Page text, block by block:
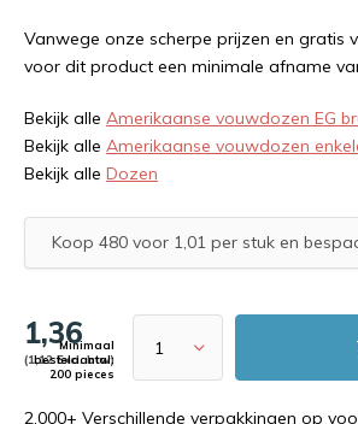
Vanwege onze scherpe prijzen en gratis
voor dit product een minimale afname
Bekijk alle Amerikaanse vouwdozen EG
Bekijk alle Amerikaanse vouwdozen
Bekijk alle Dozen
Koop 480 voor 1,01 per stuk en
1,36
(1,12 Excl. btw)
Minimaal
bestelaantal:
200 pieces
2.000+ Verschillende verpakkingen op